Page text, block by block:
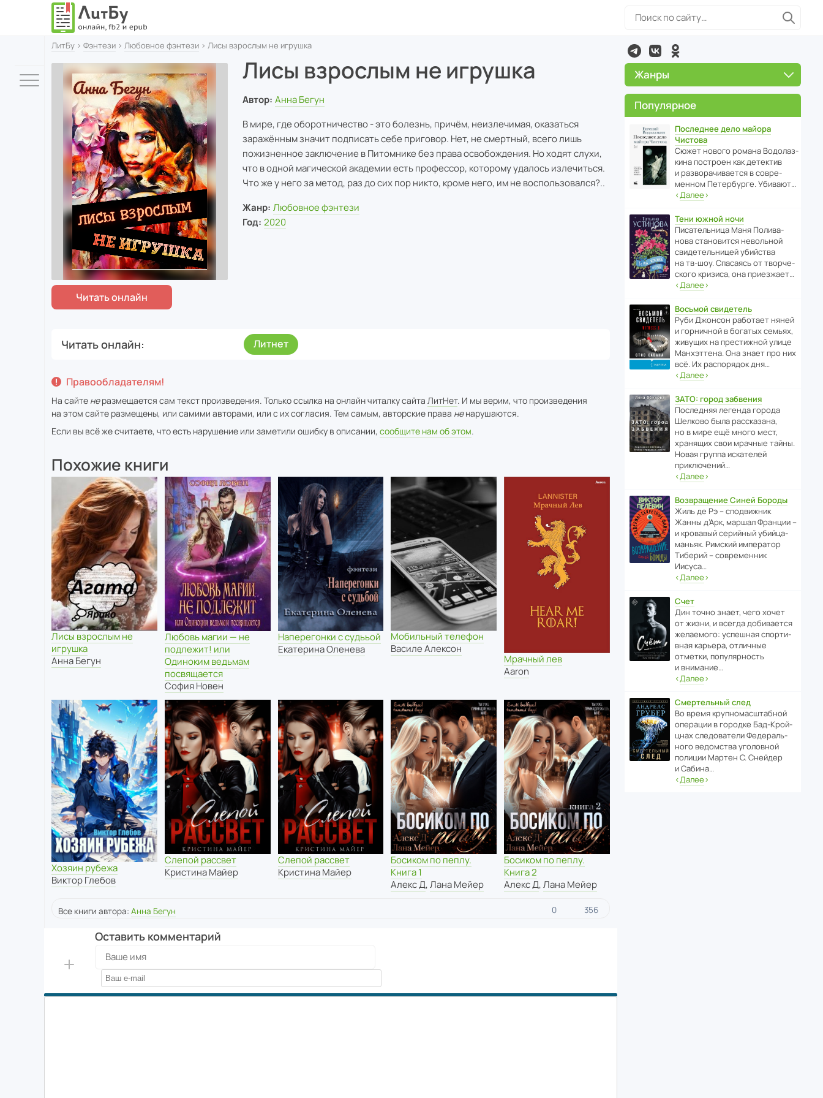
ЛитБу › Фэнтези › Любовное фэнтези › Лисы взрослым не игрушка
Лисы взрослым не игрушка
Автор: Анна Бегун
В мире, где оборотничество - это болезнь, причём, неизлечимая, оказаться
заражённым значит подписать себе приговор. Нет, не смертный, всего лишь
пожизненное заключение в Питомнике без права освобождения. Но ходят слухи,
что в одной магической академии есть профессор, которому удалось излечиться.
Что же у него за метод, раз до сих пор никто, кроме него, им не воспользовался?..
Жанр: Любовное фэнтези
Год: 2020
Читать онлайн Литнет
Правообладателям!
На сайте неразмещается сам текст произведения. Только ссылка на онлайн читалку сайта ЛитНет. И мы верим, что произведения
на этом сайте размещены, или самими авторами, или с их согласия. Тем самым, авторские права ненарушаются.
Если вы всё же считаете, что есть нарушение или заметили ошибку в описании, сообщите нам об этом.
Похожие книги
Лисы взрослым не
игрушка
Анна Бегун
Любовь магии — не
подлежит! или
Одиноким ведьмам
посвящается
София Новен
Наперегонки с судььой
Екатерина Оленева
Мобильный телефон
Василе Алексон
Мрачный лев
Aaron
Хозяин рубежа
Виктор Глебов
Слепой рассвет
Кристина Майер
Слепой рассвет
Кристина Майер
Босиком по пеплу.
Книга 1
Алекс Д,Лана Мейер
Босиком по пеплу.
Книга 2
Алекс Д,Лана Мейер
Все книги автора: Анна Бегун 0 356
Оставить комментарий
Жанры
Популярное
Последнее дело майора
Чистова
Сюжет нового романа Водо­ла­з­
кина пост­роен как дете­ктив
и разво­ра­чи­ва­ется в совре­
менном Пете­р­бурге. Убивают…
‹Далее›
Тени южной ночи
Писа­тель­ница Маня Поли­ва­
нова стано­вится невольной
свиде­тель­ницей убийства
на тв-шоу. Спасаясь от твор­че­
с­кого кризиса, она приезжает…
‹Далее›
Восьмой свидетель
Руби Джонсон рабо­тает няней
и горни­чной в богатых семьях,
живущих на прес­ти­жной улице
Манх­эт­тена. Она знает про них
всё. Их распо­рядок дня…
‹Далее›
ЗАТО: город забвения
После­дняя легенда города
Шелково была расска­зана,
но в мире ещё много мест,
хранящих свои мрачные тайны.
Новая группа иска­телей
приключений…
‹Далее›
Возвращение Синей Бороды
Жиль де Рэ – спод­ви­жник
Жанны д’Арк, маршал Франции –
и кровавый серийный убийца-
маньяк. Римский импе­ратор
Тиберий – совре­менник
Иисуса…
‹Далее›
Счет
Дин точно знает, чего хочет
от жизни, и всегда доби­ва­ется
жела­е­мого: успе­шная спор­ти­
вная карьера, отли­чные
отметки, попу­ля­р­ность
и внимание…
‹Далее›
Смертельный след
Во время круп­но­мас­ш­та­бной
операции в городке Бад‑Крой­
цнах следо­ва­тели Феде­раль­
ного ведомства уголо­вной
полиции Мартен С. Снейдер
и Сабина…
‹Далее›